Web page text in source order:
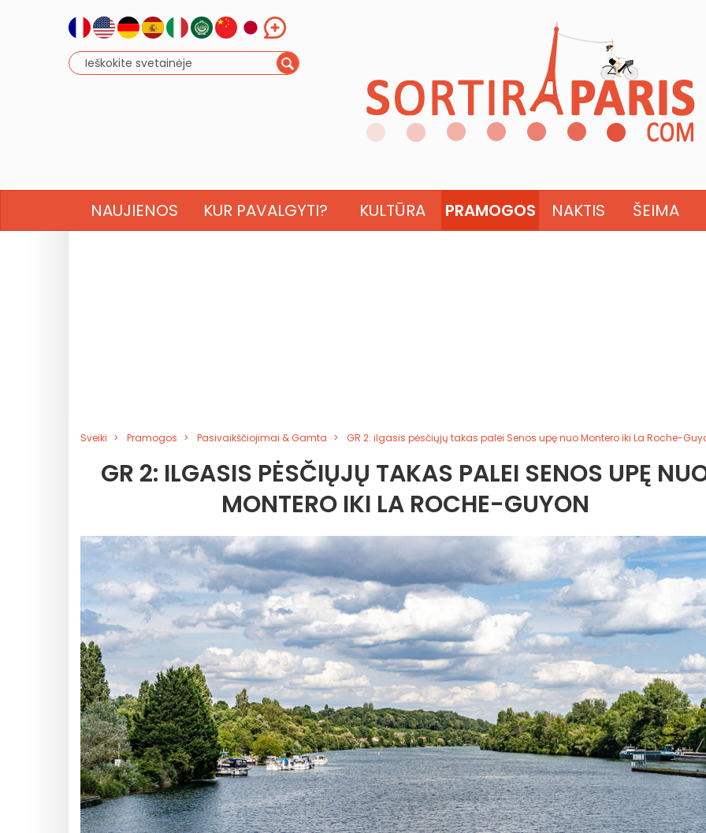
NAUJIENOS KUR PAVALGYTI? KULTŪRA PRAMOGOS NAKTIS ŠEIMA
Sveiki Pramogos Pasivaikščiojimai & Gamta GR 2: ilgasis pėsčiųjų takas palei Senos upę nuo Montero iki La Roche-
GR 2: ILGASIS PĖSČIŲJŲ TAKAS PALEI SENOS UPĘ
MONTERO IKI LA ROCHE-GUYON